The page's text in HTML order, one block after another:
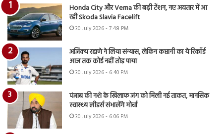
Honda City और Verna की बढ़ी टेंशन, नए अवतार में आ
रही Skoda Slavia Facelift
30 July 2026 - 7:48 PM
अजिंक्य रहाणे ने लिया संन्यास, लेकिन कप्तानी का ये रिकॉर्ड
आज तक कोई नहीं तोड़ पाया
30 July 2026 - 6:40 PM
पंजाब की नशे के खिलाफ जंग को मिली नई ताकत, मानसिक
स्वास्थ्य लीडर्स संभालेंगे मोर्चा
30 July 2026 - 6:06 PM